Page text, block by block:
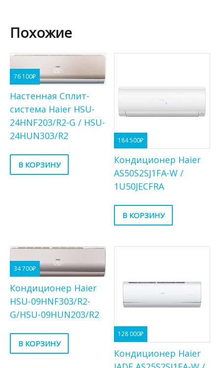
Похожие
76 100₽
Настенная Сплит-
система Haier HSU-
24HNF203/R2-G / HSU-
24HUN303/R2
В КОРЗИНУ
184 500₽
Кондиционер Haier
AS50S2SJ1FA-W /
1U50JECFRA
В КОРЗИНУ
34 700₽
Кондиционер Haier
HSU-09HNF303/R2-
G/HSU-09HUN203/R2
В КОРЗИНУ
128 000₽
Кондиционер Haier